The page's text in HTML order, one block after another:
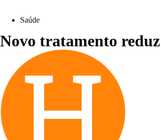
Saúde
Novo tratamento